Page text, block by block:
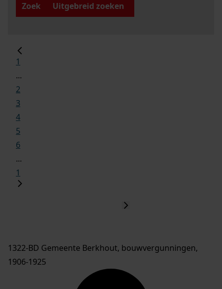
Zoek
Uitgebreid zoeken
1
...
2
3
4
5
6
...
1
1322-BD Gemeente Berkhout, bouwvergunningen,
1906-1925